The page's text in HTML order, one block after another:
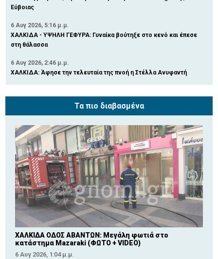
Εύβοιας
6 Αυγ 2026, 5:16 μ.μ.
ΧΑΛΚΙΔΑ - ΥΨΗΛΗ ΓΕΦΥΡΑ: Γυναίκα βούτηξε στο κενό και έπεσε
στη θάλασσα
6 Αυγ 2026, 2:46 μ.μ.
ΧΑΛΚΙΔΑ: Άφησε την τελευταία της πνοή η Στέλλα Ανυφαντή
Τα πιο διαβασμένα
ΧΑΛΚΙΔΑ ΟΔΟΣ ΑΒΑΝΤΩΝ: Μεγάλη φωτιά στο
κατάστημα Mazaraki (ΦΩΤΟ + VIDEO)
6 Αυγ 2026, 1:04 μ.μ.